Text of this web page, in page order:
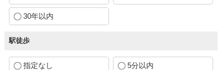
30年以内
駅徒歩
指定なし 5分以内